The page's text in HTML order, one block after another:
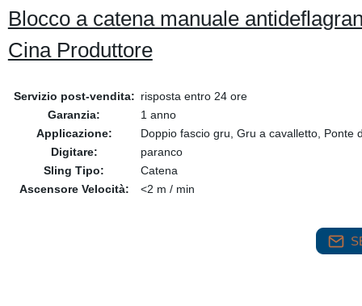
Blocco a catena manuale
Cina Produttore
Servizio post-vendita: risposta entro 24 ore
Garanzia:
1 anno
Applicazione:
Doppio fascio gru, Gru a cavalletto, Ponte
Digitare:
paranco
Sling Tipo:
Catena
Ascensore Velocità:
<2 m / min